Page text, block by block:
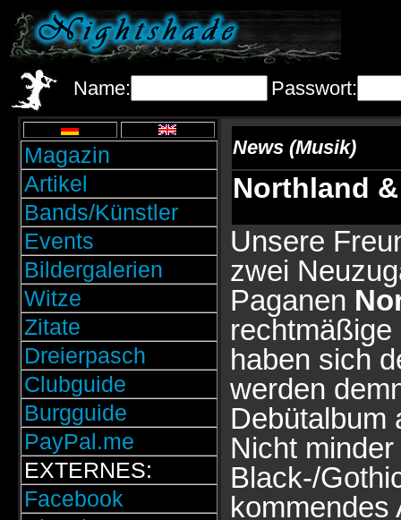
Name: Passwort:
Magazin
Artikel
Bands/Künstler
Events
Bildergalerien
Witze
Zitate
Dreierpasch
Clubguide
Burgguide
PayPal.me
EXTERNES:
Facebook
News (Musik)
Northland
Unsere
zwei
Paganen
haben sich
werden
Debütalbum
Nicht
Black-/